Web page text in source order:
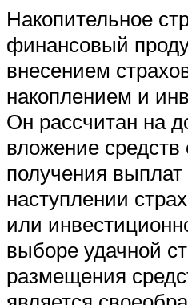
Накопительное
финансовый
внесением
накоплением и
Он рассчитан на
вложение средств
получения выплат
наступлении
или
выборе удачной
размещения